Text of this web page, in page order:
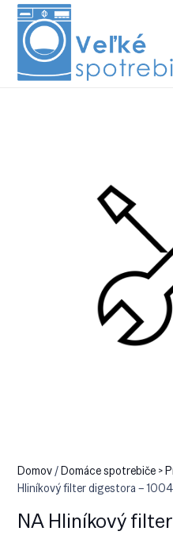
Domov/Domáce spotrebiče >
Hliníkový filter digestora –
NA Hliníkový